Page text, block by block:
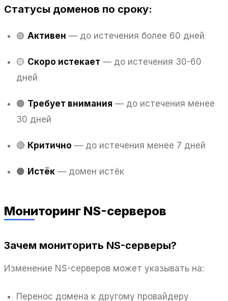
Статусы доменов по сроку:
🟢 Активен — до истечения более 60 дней
🟡 Скоро истекает — до истечения 30-60
дней
🟠 Требует внимания — до истечения менее
30 дней
🔴 Критично — до истечения менее 7 дней
⚫ Истёк — домен истёк
Мониторинг NS-серверов
Зачем мониторить NS-серверы?
Изменение NS-серверов может указывать на:
Перенос домена к другому провайдеру